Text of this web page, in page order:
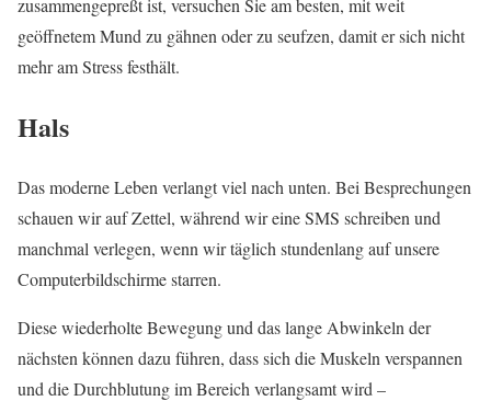
zusammengepreßt ist, versuchen Sie am besten, mit weit
geöffnetem Mund zu gähnen oder zu seufzen, damit er sich nicht
mehr am Stress festhält.
Hals
Das moderne Leben verlangt viel nach unten. Bei Besprechungen
schauen wir auf Zettel, während wir eine SMS schreiben und
manchmal verlegen, wenn wir täglich stundenlang auf unsere
Computerbildschirme starren.
Diese wiederholte Bewegung und das lange Abwinkeln der
nächsten können dazu führen, dass sich die Muskeln verspannen
und die Durchblutung im Bereich verlangsamt wird –